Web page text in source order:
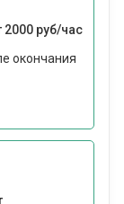
2000 руб/час
окончания